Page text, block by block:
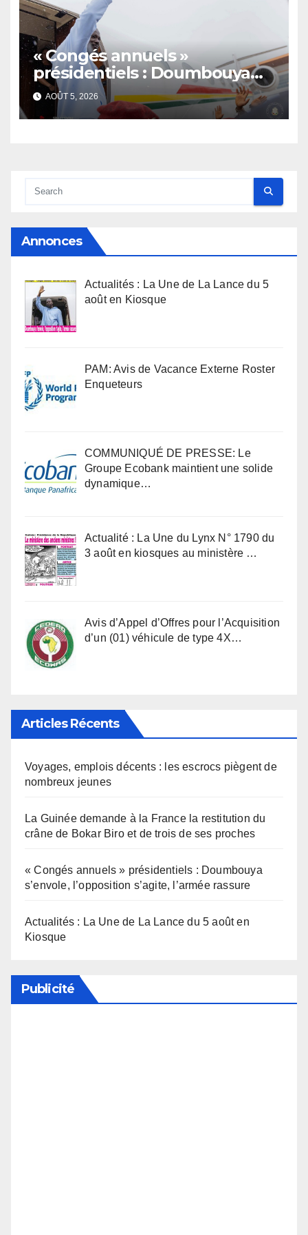
« Congés annuels »
présidentiels : Doumbouya
s’envole, l’opposition s’agite,
l’armée rassure
AOÛT 5, 2026
Annonces
Actualités : La Une de La Lance du 5
août en Kiosque
PAM: Avis de Vacance Externe Roster
Enqueteurs
COMMUNIQUÉ DE PRESSE: Le
Groupe Ecobank maintient une solide
dynamique…
Actualité : La Une du Lynx N° 1790 du
3 août en kiosques au ministère …
Avis d’Appel d’Offres pour l’Acquisition
d’un (01) véhicule de type 4X…
Articles Récents
Voyages, emplois décents : les escrocs piègent de
nombreux jeunes
La Guinée demande à la France la restitution du
crâne de Bokar Biro et de trois de ses proches
« Congés annuels » présidentiels : Doumbouya
s’envole, l’opposition s’agite, l’armée rassure
Actualités : La Une de La Lance du 5 août en
Kiosque
Publicité